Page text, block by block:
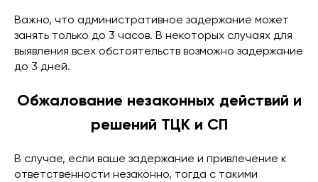
Важно, что административное задержание может
занять только до 3 часов. В некоторых случаях для
выявления всех обстоятельств возможно задержание
до 3 дней.
Обжалование незаконных действий и
решений ТЦК и СП
В случае, если ваше задержание и привлечение к
ответственности незаконно, тогда с такими